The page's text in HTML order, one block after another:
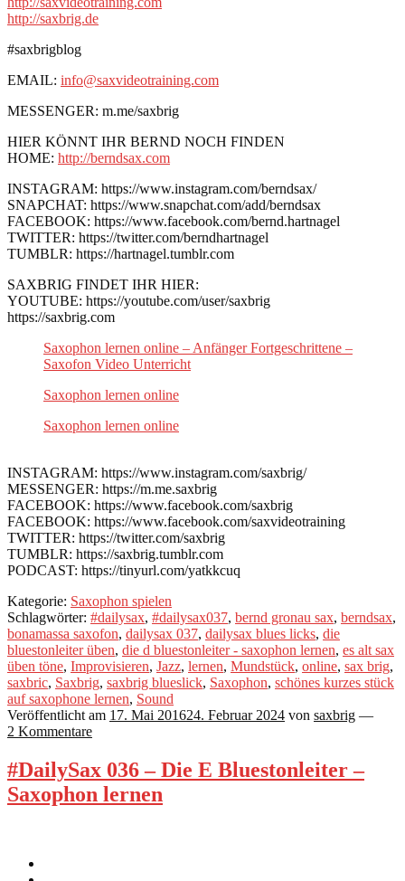
http://saxbrig.de
#saxbrigblog
EMAIL: info@saxvideotraining.com
MESSENGER: m.me/saxbrig
HIER KÖNNT IHR BERND NOCH FINDEN
HOME: http://berndsax.com
INSTAGRAM: https://www.instagram.com/berndsax/
SNAPCHAT: https://www.snapchat.com/add/berndsax
FACEBOOK: https://www.facebook.com/bernd.hartnagel
TWITTER: https://twitter.com/berndhartnagel
TUMBLR: https://hartnagel.tumblr.com
SAXBRIG FINDET IHR HIER:
YOUTUBE: https://youtube.com/user/saxbrig
https://saxbrig.com
Saxophon lernen online – Anfänger Fortgeschrittene –
Saxofon Video Unterricht
Saxophon lernen online
Saxophon lernen online
INSTAGRAM: https://www.instagram.com/saxbrig/
MESSENGER: https://m.me.saxbrig
FACEBOOK: https://www.facebook.com/saxbrig
FACEBOOK: https://www.facebook.com/saxvideotraining
TWITTER: https://twitter.com/saxbrig
TUMBLR: https://saxbrig.tumblr.com
PODCAST: https://tinyurl.com/yatkkcuq
Kategorie: Saxophon spielen
Schlagwörter: #dailysax, #dailysax037, bernd gronau sax, berndsax,
bonamassa saxofon, dailysax 037, dailysax blues licks, die
bluestonleiter üben, die d bluestonleiter - saxophon lernen, es alt sax
üben töne, Improvisieren, Jazz, lernen, Mundstück, online, sax brig,
saxbric, Saxbrig, saxbrig blueslick, Saxophon, schönes kurzes stück
auf saxophone lernen, Sound
Veröffentlicht am 17. Mai 201624. Februar 2024 von saxbrig —
2 Kommentare
#DailySax 036 – Die E Bluestonleiter –
Saxophon lernen